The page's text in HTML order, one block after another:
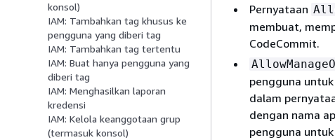
konsol)
IAM: Tambahkan tag khusus ke
pengguna yang diberi tag
IAM: Tambahkan tag tertentu
IAM: Buat hanya pengguna yang
diberi tag
IAM: Menghasilkan laporan
kredensi
IAM: Kelola keanggotaan grup
(termasuk konsol)
Pernyataan
membuat,
CodeCommit.
pengguna
dalam
dengan nama
pengguna